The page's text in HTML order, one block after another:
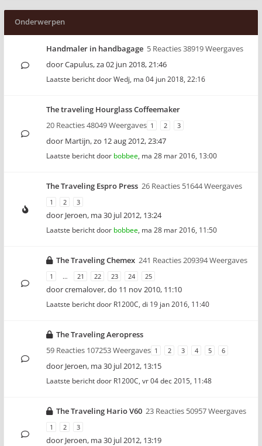
Onderwerpen
Handmaler in handbagage 5 Reacties 38919 Weergaves
doorCapulus,za 02 jun 2018, 21:46
Laatste bericht doorWedj, ma 04 jun 2018, 22:16
The traveling Hourglass Coffeemaker
20 Reacties 48049 Weergaves 1 2 3
door Martijn,zo 12 aug 2012, 23:47
Laatste bericht door bobbee, ma 28 mar 2016, 13:00
The Traveling Espro Press 26 Reacties 51644 Weergaves
1 2 3
door Jeroen, ma 30 jul 2012, 13:24
Laatste bericht door bobbee, ma 28 mar 2016, 11:50
The Traveling Chemex 241 Reacties 209394 Weergaves
1 … 21 22 23 24 25
doorcremalover,do 11 nov 2010, 11:10
Laatste bericht door R1200C, di 19 jan 2016, 11:40
The Traveling Aeropress
59 Reacties 107253 Weergaves 1 2 3 4 5 6
door Jeroen, ma 30 jul 2012, 13:15
Laatste bericht door R1200C, vr 04 dec 2015, 11:48
The Traveling Hario V60 23 Reacties 50957 Weergaves
1 2 3
door Jeroen, ma 30 jul 2012, 13:19